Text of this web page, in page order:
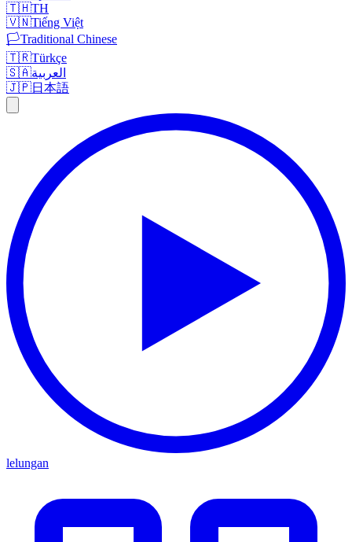
🇹🇭TH
🇻🇳Tiếng Việt
🏳️Traditional Chinese
🇹🇷Türkçe
🇸🇦العربية
🇯🇵日本語
lelungan